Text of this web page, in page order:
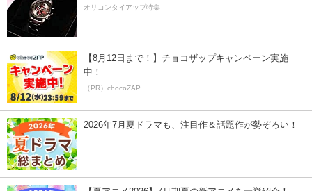
オリコンタイアップ特集
【8月12日まで！】チョコザップキャンペーン実施
中！
（PR）chocoZAP
2026年7月夏ドラマも、注目作＆話題作が勢ぞろい！